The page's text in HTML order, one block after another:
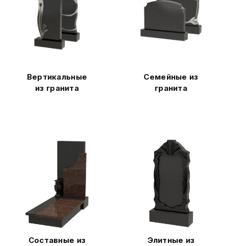
Вертикальные
из гранита
Семейные из
гранита
Составные из
Элитные из